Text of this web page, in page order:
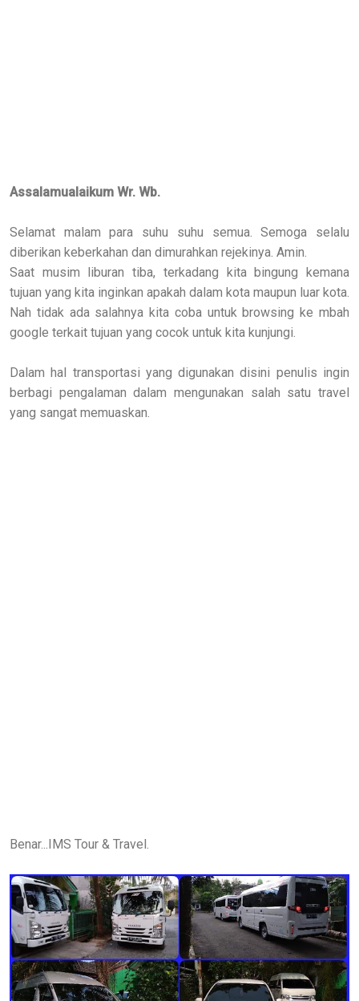
Assalamualaikum Wr. Wb.
Selamat malam para suhu suhu semua. Semoga selalu
diberikan keberkahan dan dimurahkan rejekinya. Amin.
Saat musim liburan tiba, terkadang kita bingung kemana
tujuan yang kita inginkan apakah dalam kota maupun luar kota.
Nah tidak ada salahnya kita coba untuk browsing ke mbah
google terkait tujuan yang cocok untuk kita kunjungi.
Dalam hal transportasi yang digunakan disini penulis ingin
berbagi pengalaman dalam mengunakan salah satu travel
yang sangat memuaskan.
Benar...IMS Tour & Travel.